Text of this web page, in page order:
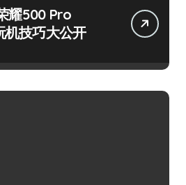
耀500 Pro
机技巧大公开